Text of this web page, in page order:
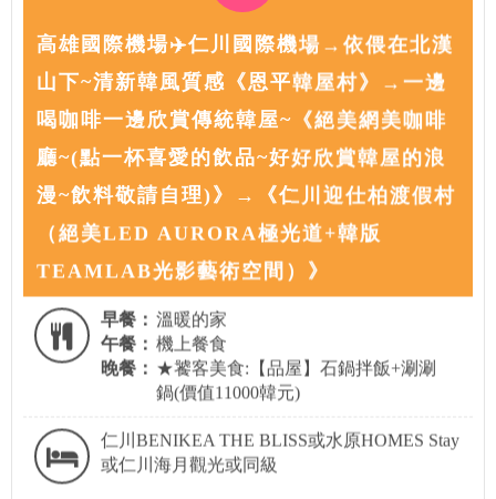
高雄國際機場✈️仁川國際機場→依偎在北漢
山下~清新韓風質感《恩平韓屋村》→一邊
喝咖啡一邊欣賞傳統韓屋~《絕美網美咖啡
廳~(點一杯喜愛的飲品~好好欣賞韓屋的浪
漫~飲料敬請自理)》→《仁川迎仕柏渡假村
（絕美LED AURORA極光道+韓版
TEAMLAB光影藝術空間）》
早餐： 溫暖的家
午餐： 機上餐食
晚餐： ★饕客美食:【品屋】石鍋拌飯+涮涮
鍋(價值11000韓元)
仁川BENIKEA THE BLISS或水原HOMES Stay
或仁川海月觀光或同級